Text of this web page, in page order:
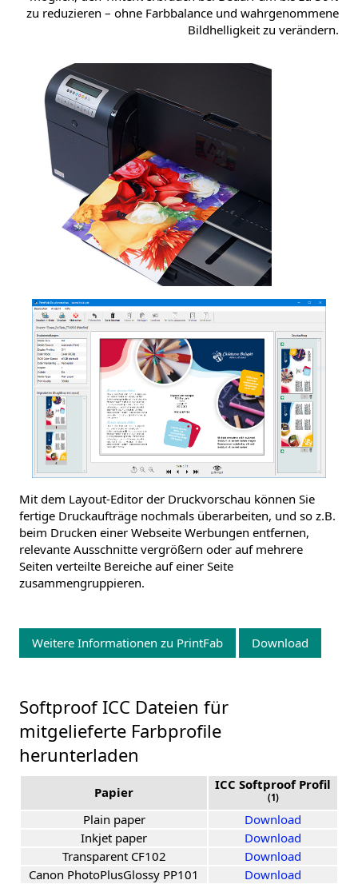
zu reduzieren – ohne Farbbalance und wahrgenommene
Bildhelligkeit zu verändern.
Mit dem Layout-Editor der Druckvorschau können Sie
fertige Druckaufträge nochmals überarbeiten, und so z.B.
beim Drucken einer Webseite Werbungen entfernen,
relevante Ausschnitte vergrößern oder auf mehrere
Seiten verteilte Bereiche auf einer Seite
zusammengruppieren.
Weitere Informationen zu PrintFab Download
Softproof ICC Dateien für
mitgelieferte Farbprofile
herunterladen
Papier ICC Softproof Profil
(1)
Plain paper
Download
Inkjet paper
Download
Transparent CF102
Download
Canon PhotoPlusGlossy PP101
Download